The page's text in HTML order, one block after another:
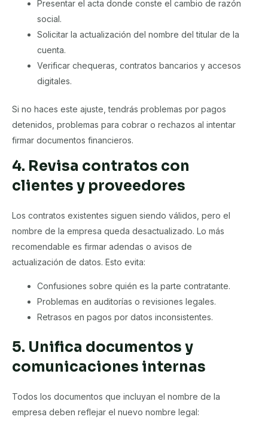
Presentar el acta donde conste el cambio de razón
social.
Solicitar la actualización del nombre del titular de la
cuenta.
Verificar chequeras, contratos bancarios y accesos
digitales.
Si no haces este ajuste, tendrás problemas por pagos
detenidos, problemas para cobrar o rechazos al intentar
firmar documentos financieros.
4. Revisa contratos con
clientes y proveedores
Los contratos existentes siguen siendo válidos, pero el
nombre de la empresa queda desactualizado. Lo más
recomendable es firmar adendas o avisos de
actualización de datos. Esto evita:
Confusiones sobre quién es la parte contratante.
Problemas en auditorías o revisiones legales.
Retrasos en pagos por datos inconsistentes.
5. Unifica documentos y
comunicaciones internas
Todos los documentos que incluyan el nombre de la
empresa deben reflejar el nuevo nombre legal: